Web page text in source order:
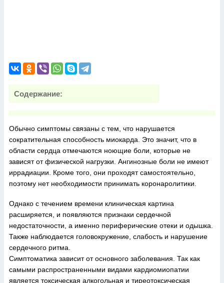
Содержание:
Обычно симптомы связаны с тем, что нарушается
сократительная способность миокарда. Это значит, что в
области сердца отмечаются ноющие боли, которые не
зависят от физической нагрузки. Ангинозные боли не имеют
иррадиации. Кроме того, они проходят самостоятельно,
поэтому нет необходимости принимать коронаролитики.
Однако с течением времени клиническая картина
расширяется, и появляются признаки сердечной
недостаточности, а именно периферические отеки и одышка.
Также наблюдается головокружение, слабость и нарушение
сердечного ритма.
Симптоматика зависит от основного заболевания. Так как
самыми распространенными видами кардиомиопатии
является токсическая алкогольная и тиреотоксическая